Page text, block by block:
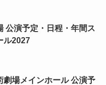
公演予定・日程・年間ス
ル2027
劇場メインホール 公演予